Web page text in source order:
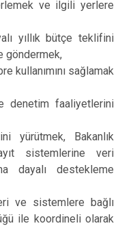
ve ilgili yerlere
yıllık bütçe teklifini
göndermek,
kullanımını sağlamak
denetim faaliyetlerini
yürütmek, Bakanlık
sistemlerine veri
dayalı destekleme
ve sistemlere bağlı
ile koordineli olarak